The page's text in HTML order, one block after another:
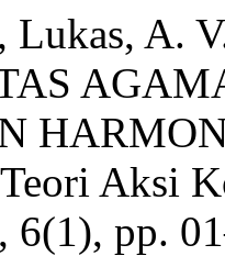
Lukas, A.
Aksi
, 6(1), pp.